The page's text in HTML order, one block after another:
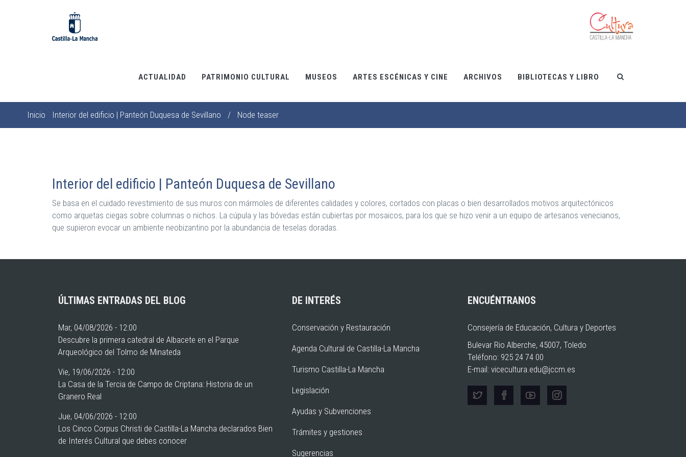
ACTUALIDAD PATRIMONIO CULTURAL MUSEOS ARTES ESCÉNICAS Y CINE ARCHIVOS BIBLIOTECAS Y LIBRO
Sobrescribir
navegación
Inicio Interior del edificio | Panteón Duquesa de Sevillano / Node teaser
Interior del edificio | Panteón Duquesa de Sevillano
Se basa en el cuidado revestimiento de sus muros con mármoles de diferentes calidades y colores, cortados con placas o bien desarrollados motivos arquitectónicos
como arquetas ciegas sobre columnas o nichos. La cúpula y las bóvedas están cubiertas por mosaicos, para los que se hizo venir a un equipo de artesanos venecianos,
que supieron evocar un ambiente neobizantino por la abundancia de teselas doradas.
ÚLTIMAS ENTRADAS DEL BLOG
Mar, 04/08/2026 - 12:00
Descubre la primera catedral de Albacete en el Parque
Arqueológico del Tolmo de Minateda
Vie, 19/06/2026 - 12:00
La Casa de la Tercia de Campo de Criptana: Historia de un
Granero Real
Jue, 04/06/2026 - 12:00
Los Cinco Corpus Christi de Castilla-La Mancha declarados Bien
de Interés Cultural que debes conocer
DE INTERÉS
Conservación y Restauración
Agenda Cultural de Castilla-La Mancha
Turismo Castilla-La Mancha
Legislación
Ayudas y Subvenciones
Trámites y gestiones
Sugerencias
ENCUÉNTRANOS
Consejería de Educación, Cultura y Deportes
Bulevar Rio Alberche, 45007, Toledo
Teléfono: 925 24 74 00
E-mail: vicecultura.edu@jccm.es